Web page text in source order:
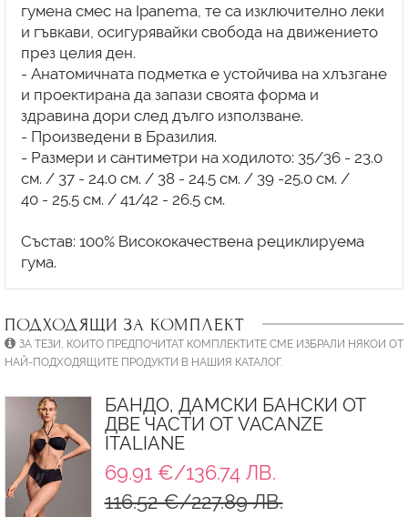
гумена смес на Ipanema, те са изключително леки
и гъвкави, осигурявайки свобода на движението
през целия ден.
- Анатомичната подметка е устойчива на хлъзгане
и проектирана да запази своята форма и
здравина дори след дълго използване.
- Произведени в Бразилия.
- Размери и сантиметри на ходилото: 35/36 - 23.0
см. / 37 - 24.0 см. / 38 - 24.5 см. / 39 -25.0 см. /
40 - 25.5 см. / 41/42 - 26.5 см.
Състав: 100% Висококачествена рециклируема
ПОДХОДЯЩИ ЗА КОМПЛЕКТ
ЗА ТЕЗИ, КОИТО ПРЕДПОЧИТАТ КОМПЛЕКТИТЕ СМЕ ИЗБРАЛИ НЯКОИ ОТ
НАЙ-ПОДХОДЯЩИТЕ ПРОДУКТИ В НАШИЯ КАТАЛОГ.
БАНДО, ДАМСКИ БАНСКИ ОТ
ДВЕ ЧАСТИ ОТ VACANZE
ITALIANE
69.91 €/136.74 ЛВ.
116.52 €/227.89 ЛВ.